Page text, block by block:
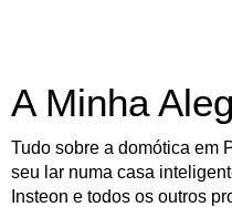
A Minha
Tudo sobre a domótica em
seu lar numa casa
Insteon e todos os outros